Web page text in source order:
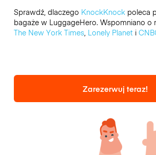
Sprawdź, dlaczego KnockKnockpoleca
bagaże w LuggageHero. Wspomniano o
The New York Times, Lonely Planeti
Zarezerwuj teraz!